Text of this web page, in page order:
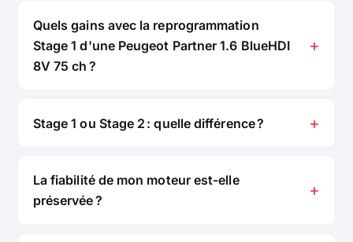
Quels gains avec la reprogrammation
Stage 1 d'une Peugeot Partner 1.6 BlueHDI
8V 75 ch ?
Stage 1 ou Stage 2 : quelle différence ?
La fiabilité de mon moteur est-elle
préservée ?